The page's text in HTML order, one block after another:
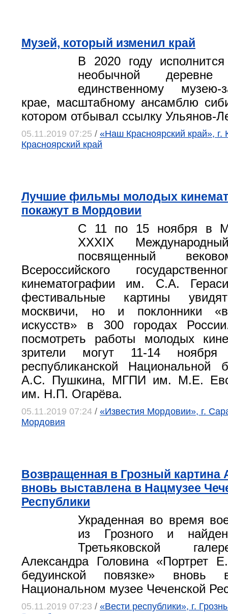
Музей, который изменил край
В 2020 году
необычной
единственному музею-
крае, масштабному ансамблю
котором отбывал ссылку Ульянов-
05.11.2019 07:25 / «Наш Красноярский край», г.
Красноярский край
Лучшие фильмы молодых
покажут в Мордовии
С 11 по 15 ноября в
XXXIX
посвященный
Всероссийского
кинематографии им. С.А.
фестивальные картины
москвичи, но и поклонники
искусств» в 300 городах
посмотреть работы молодых
зрители могут 11-14 ноября
республиканской Национальной
А.С. Пушкина, МГПИ им. М.Е.
им. Н.П. Огарёва.
05.11.2019 07:24 / «Известия Мордовии», г.
Мордовия
Возвращенная в Грозный картина
вновь выставлена в Нацмузее
Республики
Украденная во время
из Грозного и
Третьяковской
Александра Головина «Портрет
бедуинской повязке» вновь
Национальном музее Чеченской
05.11.2019 07:23 / «Вести республики», г.